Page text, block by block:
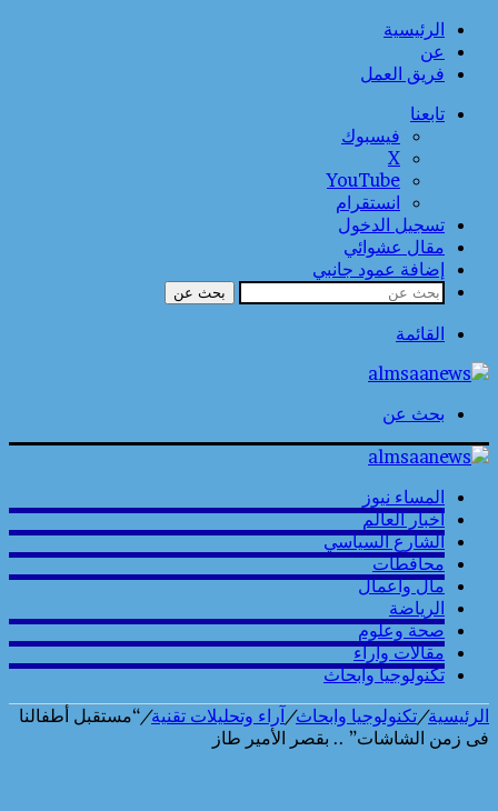
الرئيسية
عن
فريق العمل
تابعنا
فيسبوك
‫X
‫YouTube
انستقرام
تسجيل الدخول
مقال عشوائي
إضافة عمود جانبي
بحث عن
القائمة
بحث عن
المساء نيوز
أخبار العالم
الشارع السياسي
محافطات
مال واعمال
الرياضة
صحة وعلوم
مقالات وارآء
تكنولوجيا وابحاث
الرئيسية/تكنولوجيا وابحاث/آراء وتحليلات تقنية/“مستقبل أطفالنا
فى زمن الشاشات” .. بقصر الأمير طاز